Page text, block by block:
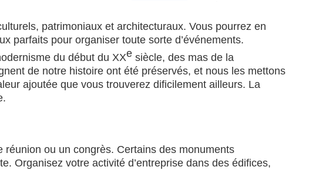
patrimoniaux et architecturaux. Vous pourrez en
parfaits pour organiser toute sorte d’événements.
du début du XXe siècle, des mas de la
de notre histoire ont été préservés, et nous les mettons
ajoutée que vous trouverez dificilement ailleurs. La
ou un congrès. Certains des monuments
Organisez votre activité d’entreprise dans des édifices,